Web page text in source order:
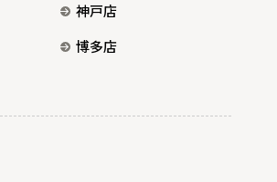
神戸店
博多店